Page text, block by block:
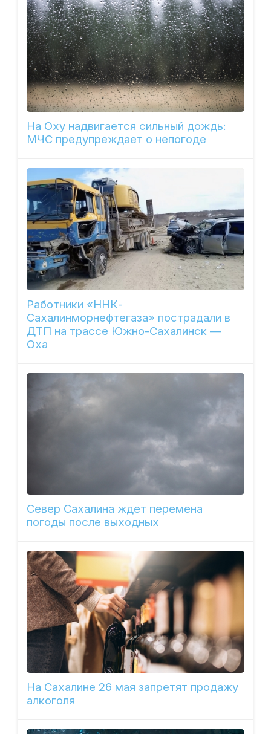
На Оху надвигается сильный дождь:
МЧС предупреждает о непогоде
Работники «ННК-
Сахалинморнефтегаза» пострадали в
ДТП на трассе Южно-Сахалинск —
Оха
Север Сахалина ждет перемена
погоды после выходных
На Сахалине 26 мая запретят продажу
алкоголя